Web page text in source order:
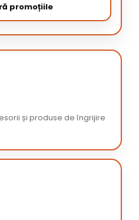
promoțiile
și produse de îngrijire